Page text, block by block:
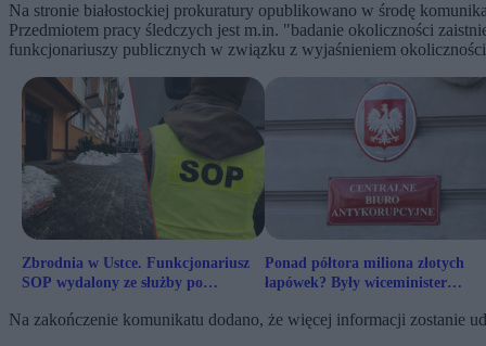
Na stronie białostockiej prokuratury opublikowano w środę
Przedmiotem pracy śledczych jest m.in. "badanie okoliczności
funkcjonariuszy publicznych w związku z wyjaśnieniem
Zbrodnia w Ustce. Funkcjonariusz
SOP wydalony ze służby po
Ponad półtora miliona złotych
łapówek? Były wiceminister
Na zakończenie komunikatu dodano, że więcej informacji zostanie